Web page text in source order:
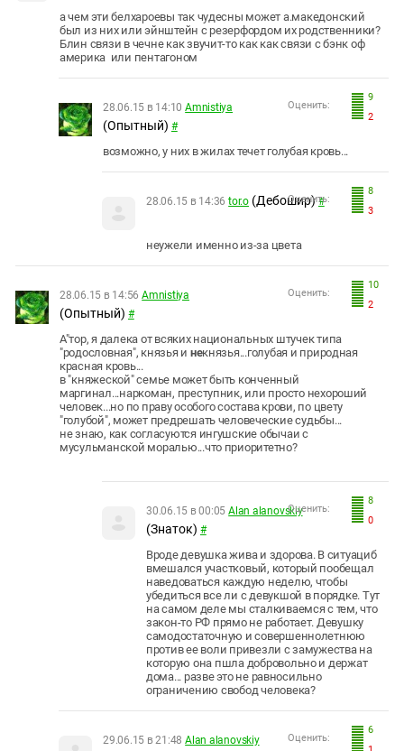
а чем эти белхароевы так чудесны может а.македонский
был из них или эйнштейн с резерфордом их родственники?
Блин связи в чечне как звучит-то как как связи с бэнк оф
америка или пентагоном
9
2
Оценить:
28.06.15 в 14:10 Amnistiya
(Опытный) #
возможно, у них в жилах течет голубая кровь...
8
3
Оценить:
28.06.15 в 14:36 tor.o (Дебошир) #
неужели именно из-за цвета
10
2
Оценить:
28.06.15 в 14:56 Amnistiya
(Опытный) #
А"тор, я далека от всяких национальных штучек типа
"родословная", князья и некнязья...голубая и природная
красная кровь...
в "княжеской" семье может быть конченный
маргинал...наркоман, преступник, или просто нехороший
человек...но по праву особого состава крови, по цвету
"голубой", может предрешать человеческие судьбы...
не знаю, как согласуются ингушские обычаи с
мусульманской моралью...что приоритетно?
8
0
Оценить:
30.06.15 в 00:05 Alan alanovskiy
(Знаток) #
Вроде девушка жива и здорова. В ситуациб
вмешался участковый, который пообещал
наведоваться каждую неделю, чтобы
убедиться все ли с девукшой в порядке. Тут
на самом деле мы сталкиваемся с тем, что
закон-то РФ прямо не работает. Девушку
самодостаточную и совершеннолетнюю
против ее воли привезли с замужества на
которую она пшла добровольно и держат
дома... разве это не равносильно
ограничению свобод человека?
6
Оценить:
29.06.15 в 21:48 Alan alanovskiy